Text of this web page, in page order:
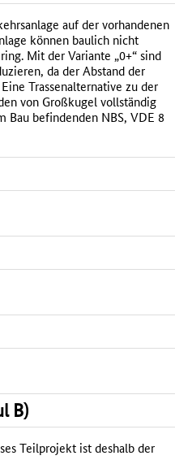
auf der vorhandenen
können baulich nicht
Mit der Variante „0+“ sind
da der Abstand der
Trassenalternative zu der
von Großkugel vollständig
Bau befindenden NBS, VDE 8
B)
Teilprojekt ist deshalb der